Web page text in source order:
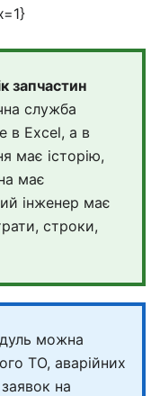
запчастин
служба
в Excel, а в
має історію,
має
інженер має
строки,
можна
ТО, аварійних
на